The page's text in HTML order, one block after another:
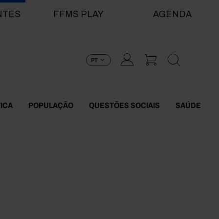
FFMS PLAY AGENDA
PT
POPULAÇÃO QUESTÕES SOCIAIS SAÚDE